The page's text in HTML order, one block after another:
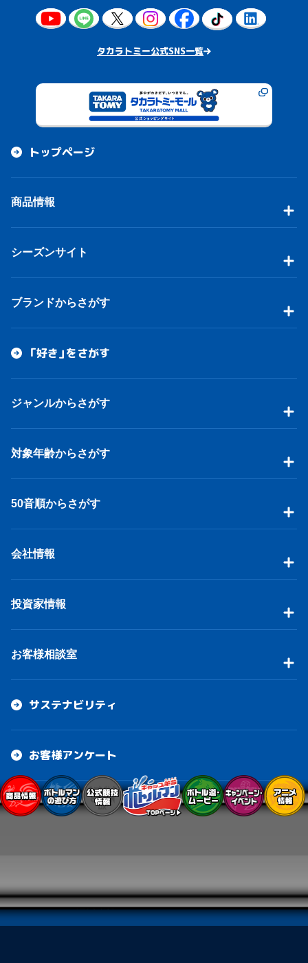
タカラトミー公式SNS一覧
トップページ
商品情報
シーズンサイト
ブランドからさがす
「好き」をさがす
ジャンルからさがす
対象年齢からさがす
50音順からさがす
会社情報
投資家情報
お客様相談室
サステナビリティ
お客様アンケート
イベント・キャンペーン
ブラウザ・OSの推奨環境